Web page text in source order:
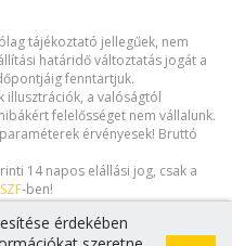
tájékoztató jellegűek, nem
határidő változtatás jogát a
fenntartjuk.
illusztrációk, a valóságtól
felelősséget nem vállalunk.
érvényesek! Bruttó
14 napos elállási jog, csak a
-ben!
érdekében